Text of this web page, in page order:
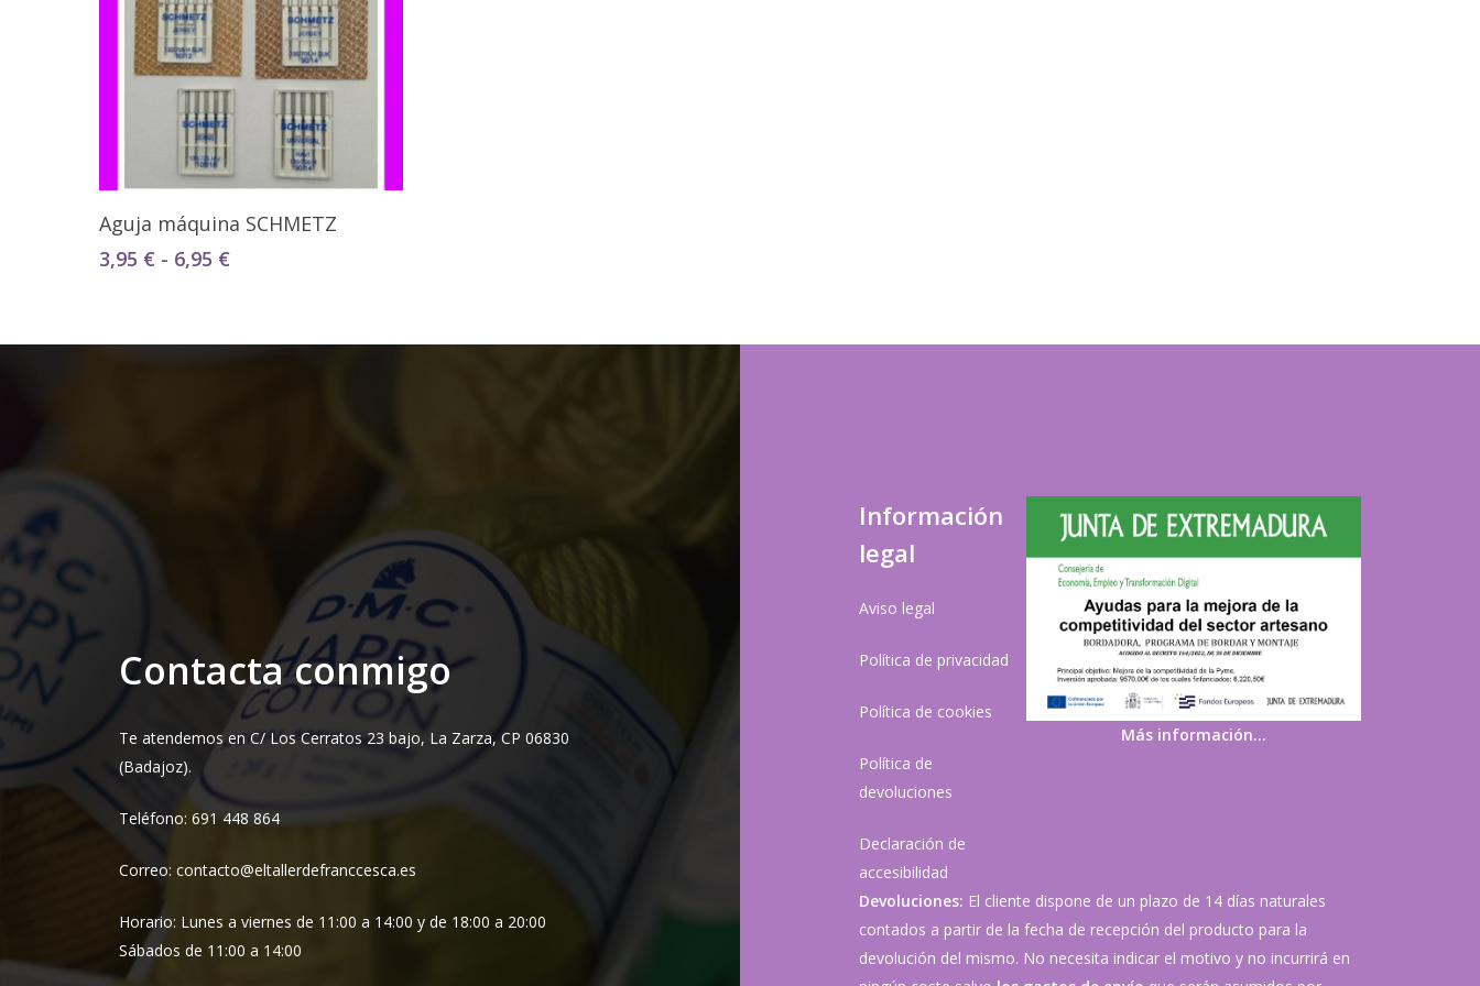
Seleccionar Opciones
Aguja máquina SCHMETZ
3,95 € - 6,95 €
Contacta conmigo
Te atendemos en C/ Los Cerratos 23 bajo, La Zarza, CP 06830
(Badajoz).
Teléfono: 691 448 864
Correo: contacto@eltallerdefranccesca.es
Horario: Lunes a viernes de 11:00 a 14:00 y de 18:00 a 20:00
Sábados de 11:00 a 14:00
Información
legal
Aviso legal
Política de privacidad
Política de cookies
Política de
devoluciones
Declaración de
accesibilidad
Más información…
Devoluciones: El cliente dispone de un plazo de 14 días naturales
contados a partir de la fecha de recepción del producto para la
devolución del mismo. No necesita indicar el motivo y no incurrirá en